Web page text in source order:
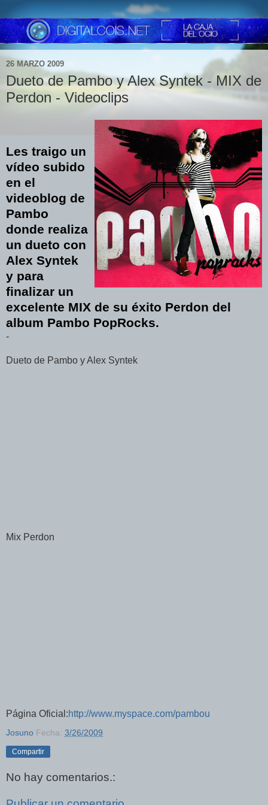
26 MARZO 2009
Dueto de Pambo y Alex Syntek - MIX de
Perdon - Videoclips
Les traigo un
vídeo subido
en el
videoblog de
Pambo
donde realiza
un dueto con
Alex Syntek
y para
finalizar un
excelente MIX de su éxito Perdon del
album Pambo PopRocks.
-
Dueto de Pambo y Alex Syntek
Mix Perdon
Página Oficial:http://www.myspace.com/pambou
Josuno Fecha: 3/26/2009
Compartir
No hay comentarios.: